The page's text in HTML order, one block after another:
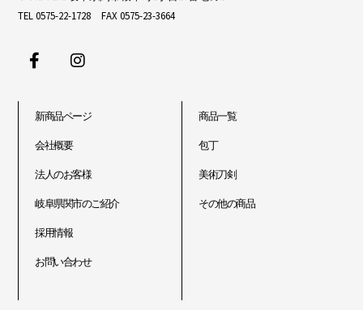
TEL 0575-22-1728 FAX 0575-23-3664
新商品ページ
会社概要
法人のお客様
岐阜県関市のご紹介
採用情報
お問い合わせ
商品一覧
包丁
美術刀剣
その他の商品